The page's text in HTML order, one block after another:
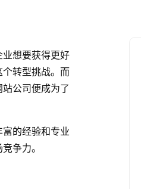
想要获得更好
转型挑战。而
公司便成为了
的经验和专业
争力。